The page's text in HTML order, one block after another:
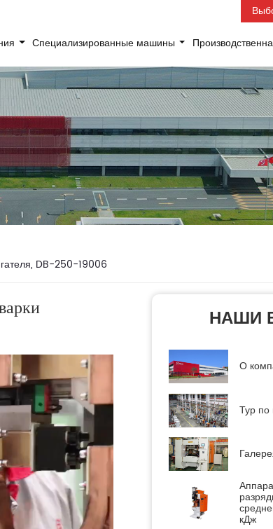
Специализированные машины
DB-250-19006
НАШИ
О
Тур по
кДж